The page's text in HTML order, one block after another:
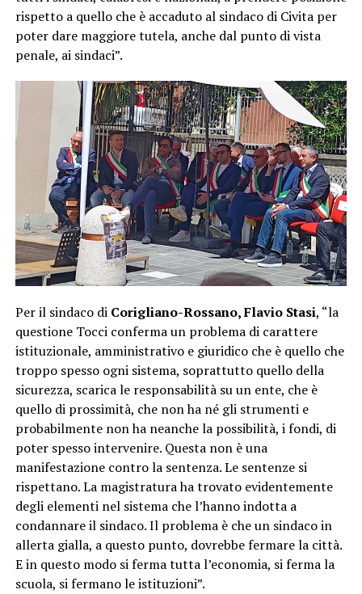
rispetto a quello che è accaduto al sindaco di Civita per
poter dare maggiore tutela, anche dal punto di vista
penale, ai sindaci”.
Per il sindaco di Corigliano-Rossano, Flavio Stasi, “la
questione Tocci conferma un problema di carattere
istituzionale, amministrativo e giuridico che è quello che
troppo spesso ogni sistema, soprattutto quello della
sicurezza, scarica le responsabilità su un ente, che è
quello di prossimità, che non ha né gli strumenti e
probabilmente non ha neanche la possibilità, i fondi, di
poter spesso intervenire. Questa non è una
manifestazione contro la sentenza. Le sentenze si
rispettano. La magistratura ha trovato evidentemente
degli elementi nel sistema che l’hanno indotta a
condannare il sindaco. Il problema è che un sindaco in
allerta gialla, a questo punto, dovrebbe fermare la città.
E in questo modo si ferma tutta l’economia, si ferma la
scuola, si fermano le istituzioni”.